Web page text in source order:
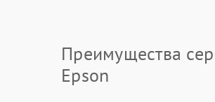
Преимущества
Epson